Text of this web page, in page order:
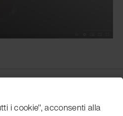
i cookie", acconsenti alla